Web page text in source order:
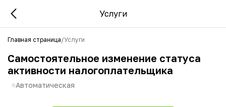
Услуги
Главная страница/Услуги
Самостоятельное изменение статуса
активности налогоплательщика
Автоматическая